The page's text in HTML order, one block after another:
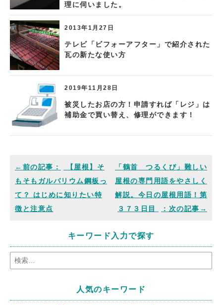
理に伺いました。
2013年1月27日
テレビ「ビフォーアフター」で紹介された
瓦の新たな使い方
2019年11月28日
被災したお店の方！申請すれば「レジ」は
補助金で買い替え、修理ができます！
【屋根】そ
もそもガルバリウム鋼板っ
て？ はじめに知りたい特
徴と注意点
「鶴首 つるくび」難しい
屋根の専門用語をやさしく
解説。今日の屋根用語！第
３７３日目
キーワード入力で探す
人気のキーワード